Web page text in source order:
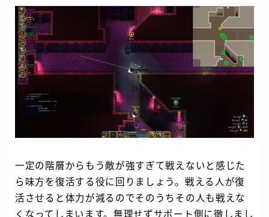
一定の階層からもう敵が強すぎて戦えないと感じた
ら味方を復活する役に回りましょう。戦える人が復
活させると体力が減るのでそのうちその人も戦えな
くなってしまいます。無理せずサポート側に徹しまし